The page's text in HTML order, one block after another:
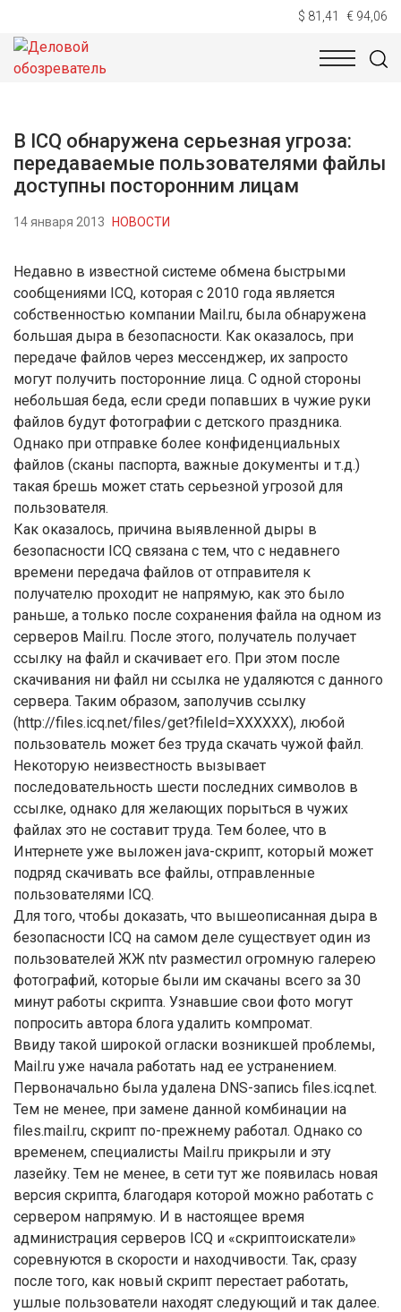
$ 81,41 € 94,06
НОВОСТИ
В ICQ обнаружена серьезная угроза:
передаваемые пользователями файлы
доступны посторонним лицам
14 января 2013 НОВОСТИ
Недавно в известной системе обмена быстрыми
сообщениями ICQ, которая с 2010 года является
собственностью компании Mail.ru, была обнаружена
большая дыра в безопасности. Как оказалось, при
передаче файлов через мессенджер, их запросто
могут получить посторонние лица. С одной стороны
небольшая беда, если среди попавших в чужие руки
файлов будут фотографии с детского праздника.
Однако при отправке более конфиденциальных
файлов (сканы паспорта, важные документы и т.д.)
такая брешь может стать серьезной угрозой для
пользователя.
Как оказалось, причина выявленной дыры в
безопасности ICQ связана с тем, что с недавнего
времени передача файлов от отправителя к
получателю проходит не напрямую, как это было
раньше, а только после сохранения файла на одном из
серверов Mail.ru. После этого, получатель получает
ссылку на файл и скачивает его. При этом после
скачивания ни файл ни ссылка не удаляются с данного
сервера. Таким образом, заполучив ссылку
(http://files.icq.net/files/get?fileId=XXXXXX), любой
пользователь может без труда скачать чужой файл.
Некоторую неизвестность вызывает
последовательность шести последних символов в
ссылке, однако для желающих порыться в чужих
файлах это не составит труда. Тем более, что в
Интернете уже выложен java-скрипт, который может
подряд скачивать все файлы, отправленные
пользователями ICQ.
Для того, чтобы доказать, что вышеописанная дыра в
безопасности ICQ на самом деле существует один из
пользователей ЖЖ ntv разместил огромную галерею
фотографий, которые были им скачаны всего за 30
минут работы скрипта. Узнавшие свои фото могут
попросить автора блога удалить компромат.
Ввиду такой широкой огласки возникшей проблемы,
Mail.ru уже начала работать над ее устранением.
Первоначально была удалена DNS-запись files.icq.net.
Тем не менее, при замене данной комбинации на
files.mail.ru, скрипт по-прежнему работал. Однако со
временем, специалисты Mail.ru прикрыли и эту
лазейку. Тем не менее, в сети тут же появилась новая
версия скрипта, благодаря которой можно работать с
сервером напрямую. И в настоящее время
администрация серверов ICQ и «скриптоискатели»
соревнуются в скорости и находчивости. Так, сразу
после того, как новый скрипт перестает работать,
ушлые пользователи находят следующий и так далее.